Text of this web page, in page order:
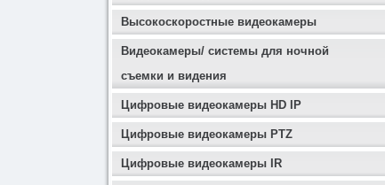
Высокоскоростные видеокамеры
Видеокамеры/ системы для ночной
съемки и видения
Цифровые видеокамеры HD IP
Цифровые видеокамеры PTZ
Цифровые видеокамеры IR